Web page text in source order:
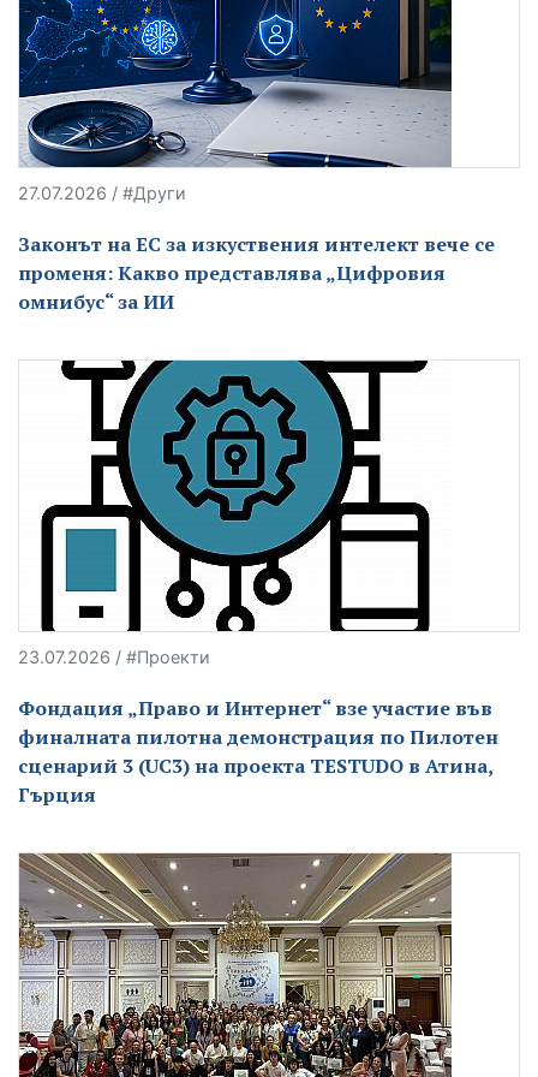
27.07.2026 / #Други
Законът на ЕС за изкуствения интелект вече се
променя: Какво представлява „Цифровия
омнибус“ за ИИ
23.07.2026 / #Проекти
Фондация „Право и Интернет“ взе участие във
финалната пилотна демонстрация по Пилотен
сценарий 3 (UC3) на проекта TESTUDO в Атина,
Гърция